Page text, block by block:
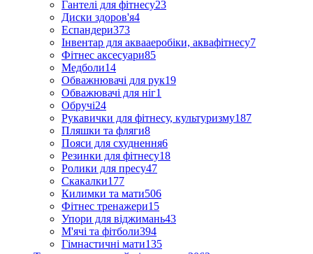
Гантелі для фітнесу23
Диски здоров'я4
Еспандери373
Інвентар для аквааеробіки, аквафітнесу7
Фітнес аксесуари85
Медболи14
Обважнювачі для рук19
Обважювачі для ніг1
Обручі24
Рукавички для фітнесу, культуризму187
Пляшки та фляги8
Пояси для схуднення6
Резинки для фітнесу18
Ролики для пресу47
Скакалки177
Килимки та мати506
Фітнес тренажери15
Упори для віджимань43
М'ячі та фітболи394
Гімнастичні мати135